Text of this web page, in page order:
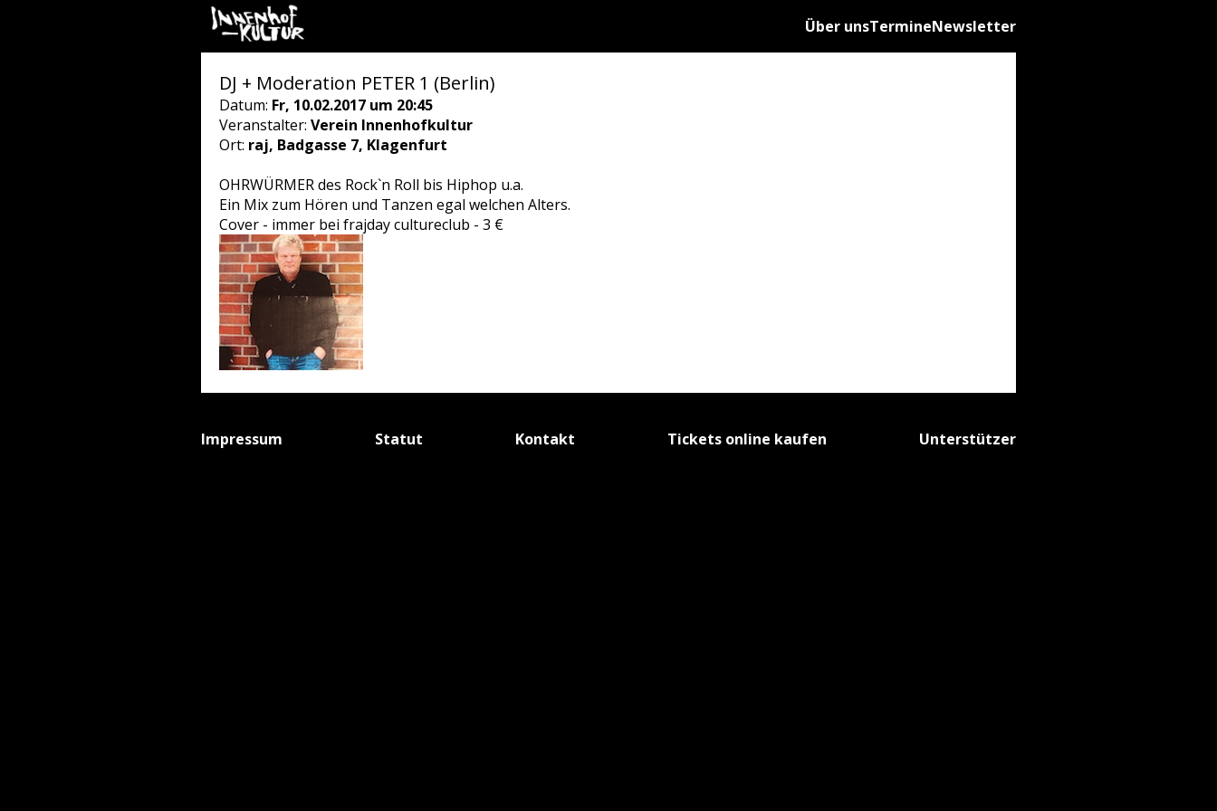
Über unsTermineNewsletter
DJ + Moderation PETER 1 (Berlin)
Datum: Fr, 10.02.2017 um 20:45
Veranstalter: Verein Innenhofkultur
Ort: raj, Badgasse 7, Klagenfurt
OHRWÜRMER des Rock`n Roll bis Hiphop u.a.
Ein Mix zum Hören und Tanzen egal welchen Alters.
Cover - immer bei frajday cultureclub - 3 €
Impressum Statut Kontakt Tickets online kaufen Unterstützer